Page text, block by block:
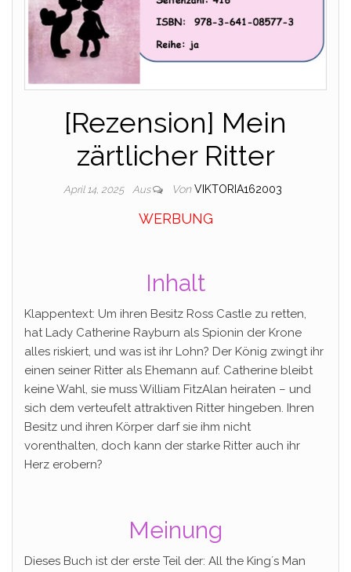
[Rezension] Mein
zärtlicher Ritter
April 14, 2025 Aus Von VIKTORIA162003
WERBUNG
Inhalt
Klappentext: Um ihren Besitz Ross Castle zu retten,
hat Lady Catherine Rayburn als Spionin der Krone
alles riskiert, und was ist ihr Lohn? Der König zwingt ihr
einen seiner Ritter als Ehemann auf. Catherine bleibt
keine Wahl, sie muss William FitzAlan heiraten – und
sich dem verteufelt attraktiven Ritter hingeben. Ihren
Besitz und ihren Körper darf sie ihm nicht
vorenthalten, doch kann der starke Ritter auch ihr
Herz erobern?
Meinung
Dieses Buch ist der erste Teil der: All the King´s Man